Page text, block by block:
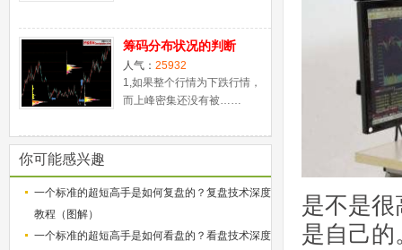
筹码分布状况的判断
人气： 25932
1,如果整个行情为下跌行情，
而上峰密集还没有被……
你可能感兴趣
一个标准的超短高手是如何复盘的？复盘技术深度
教程（图解）
一个标准的超短高手是如何看盘的？看盘技术深度
是不是
是自己的